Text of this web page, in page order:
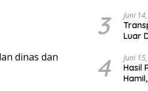
dinas dan
3 Juni
Luar
4 Juni
Hasil